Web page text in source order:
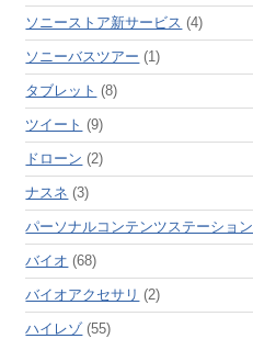
ソニーストア新サービス (4)
ソニーバスツアー (1)
タブレット (8)
ツイート (9)
ドローン (2)
ナスネ (3)
パーソナルコンテンツステーション
バイオ (68)
バイオアクセサリ (2)
ハイレゾ(55)